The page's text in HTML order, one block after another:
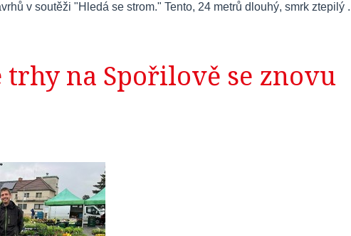
v soutěži "Hledá se strom." Tento, 24 metrů dlouhý, smrk ztepilý
trhy na Spořilově se znovu